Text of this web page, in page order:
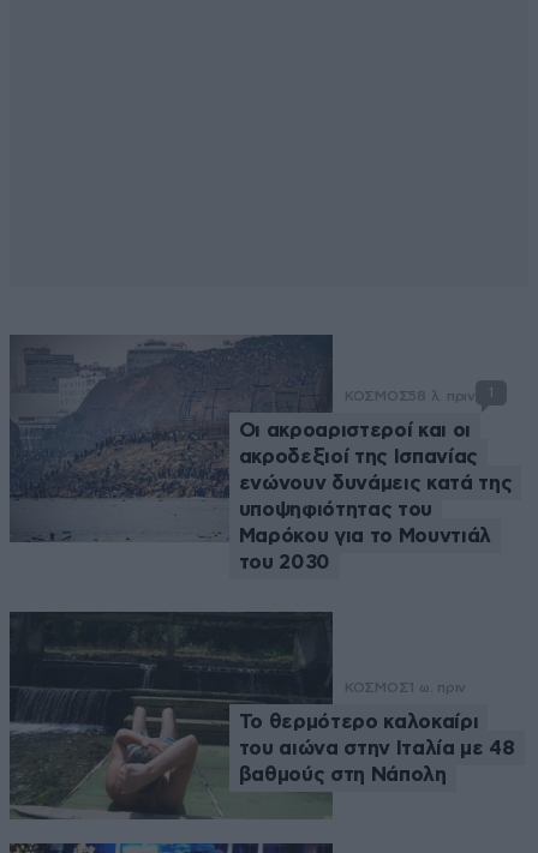
ΚΟΣΜΟΣ58 λ. πριν 1
Οι ακροαριστεροί και οι
ακροδεξιοί της Ισπανίας
ενώνουν δυνάμεις κατά της
υποψηφιότητας του
Μαρόκου για το Μουντιάλ
του 2030
ΚΟΣΜΟΣ 1 ω. πριν
Το θερμότερο καλοκαίρι
του αιώνα στην Ιταλία με 48
βαθμούς στη Νάπολη